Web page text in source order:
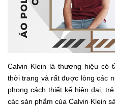
Calvin Klein là thương hiệu có
thời trang và rất được lòng các
phong cách thiết kế hiện đại,
các sản phẩm của Calvin Klein